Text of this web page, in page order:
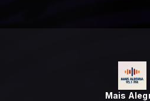
Mais